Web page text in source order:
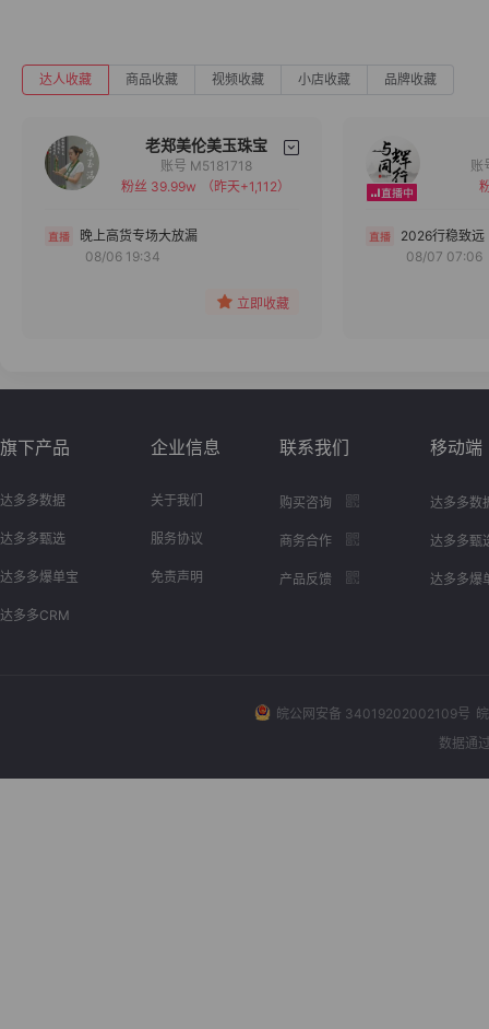
达人收藏 商品收藏 视频收藏 小店收藏 品牌收藏
老郑美伦美玉珠宝
备注
分组
账号 M5181718
粉丝 39.99w
（昨天+1,112）
晚上高货专场大放漏
08/06 19:34
立即收藏
2026行稳致远
08/07 07:06
旗下产品
达多多数据
达多多甄选
达多多爆单宝
达多多CRM
企业信息
关于我们
服务协议
免责声明
联系我们
购买咨询
商务合作
产品反馈
移动端
达多多数
达多多甄
达多多爆
皖公网安备 34019202002109号
数据通